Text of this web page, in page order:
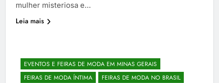
mulher misteriosa e…
Leia mais
EVENTOS E FEIRAS DE MODA EM MINAS GERAIS
FEIRAS DE MODA ÍNTIMA
FEIRAS DE MODA NO BRASIL